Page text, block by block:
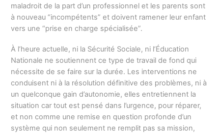
maladroit de la part d’un professionnel et les parents sont
à nouveau “incompétents” et doivent ramener leur enfant
vers une “prise en charge spécialisée”.
À l’heure actuelle, ni la Sécurité Sociale, ni l’Éducation
Nationale ne soutiennent ce type de travail de fond qui
nécessite de se faire sur la durée. Les interventions ne
conduisent ni à la résolution définitive des problèmes, ni à
un quelconque gain d’autonomie, elles entretiennent la
situation car tout est pensé dans l’urgence, pour réparer,
et non comme une remise en question profonde d’un
système qui non seulement ne remplit pas sa mission,